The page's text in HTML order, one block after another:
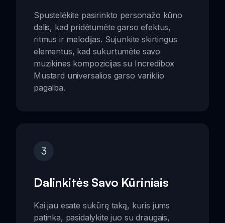
Spustelėkite pasirinkto personažo kūno
dalis, kad pridėtumėte garso efektus,
ritmus ir melodijas. Sujunkite skirtingus
elementus, kad sukurtumėte savo
muzikines kompozicijas su Incredibox
Mustard universalios garso variklio
pagalba.
3
Dalinkitės Savo Kūriniais
Kai jau esate sukūrę taką, kuris jums
patinka, pasidalykite juo su draugais,